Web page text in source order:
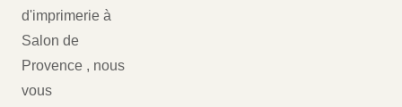
d'imprimerie à
Salon de
Provence , nous
vous